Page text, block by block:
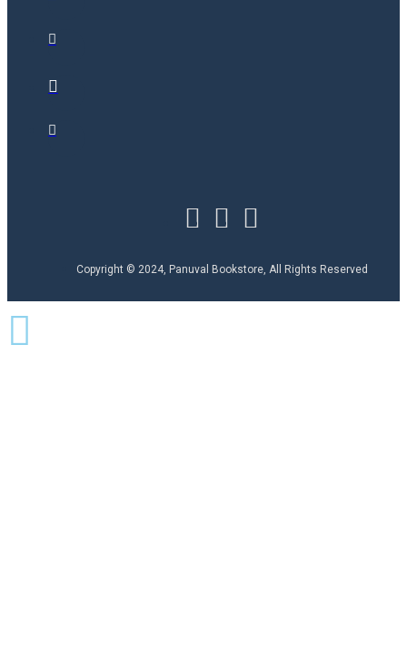
Copyright © 2024, Panuval Bookstore, All Rights Reserved